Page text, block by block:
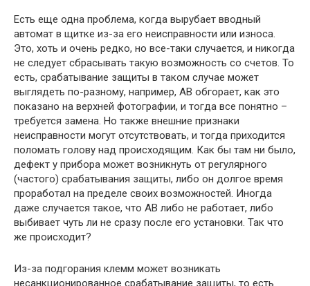
Есть еще одна проблема, когда вырубает вводный
автомат в щитке из-за его неисправности или износа.
Это, хоть и очень редко, но все-таки случается, и никогда
не следует сбрасывать такую возможность со счетов. То
есть, срабатывание защиты в таком случае может
выглядеть по-разному, например, AB обгорает, как это
показано на верхней фотографии, и тогда все понятно –
требуется замена. Но также внешние признаки
неисправности могут отсутствовать, и тогда приходится
поломать голову над происходящим. Как бы там ни было,
дефект у прибора может возникнуть от регулярного
(частого) срабатывания защиты, либо он долгое время
проработал на пределе своих возможностей. Иногда
даже случается такое, что AB либо не работает, либо
выбивает чуть ли не сразу после его установки. Так что
же происходит?
Из-за подгорания клемм может возникать
несанкционированное срабатывание защиты, то есть